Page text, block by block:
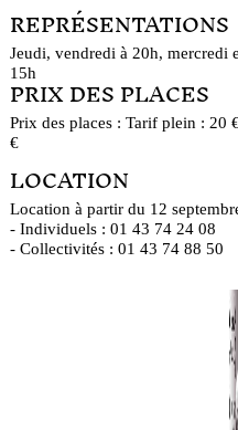
REPRÉSENTATIONS
Jeudi, vendredi à 20h, mercredi
15h
PRIX DES PLACES
Prix des places : Tarif plein : 20
€
LOCATION
Location à partir du 12
- Individuels : 01 43 74 24 08
- Collectivités : 01 43 74 88 50